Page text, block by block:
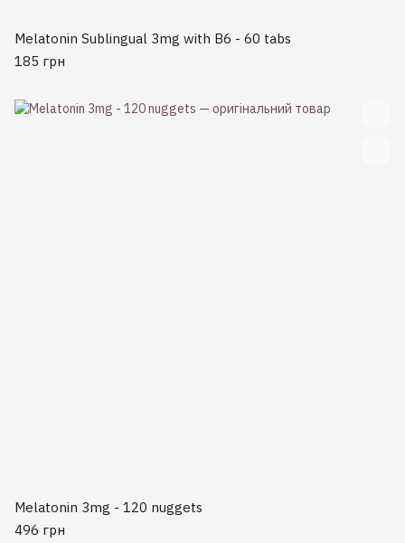
Melatonin Sublingual 3mg with B6 - 60 tabs
185 грн
Melatonin 3mg - 120 nuggets
496 грн